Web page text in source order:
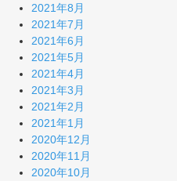
2021年8月
2021年7月
2021年6月
2021年5月
2021年4月
2021年3月
2021年2月
2021年1月
2020年12月
2020年11月
2020年10月